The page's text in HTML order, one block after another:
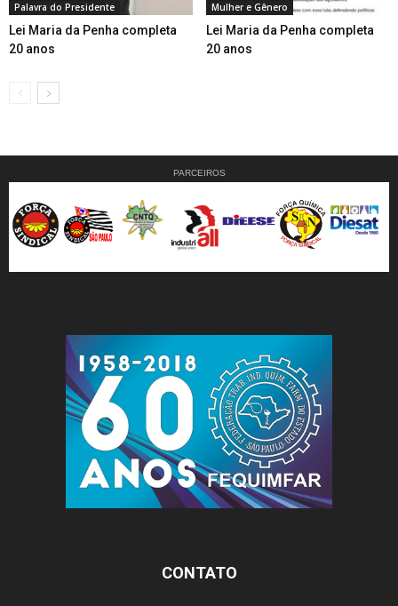
Palavra do Presidente
Lei Maria da Penha completa
20 anos
Mulher e Gênero
Lei Maria da Penha completa
20 anos
PARCEIROS
CONTATO